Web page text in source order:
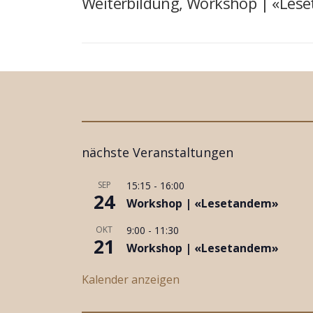
nächste Veranstaltungen
SEP
24
15:15 - 16:00
Workshop | «Lesetandem»
OKT
21
9:00 - 11:30
Workshop | «Lesetandem»
Kalender anzeigen